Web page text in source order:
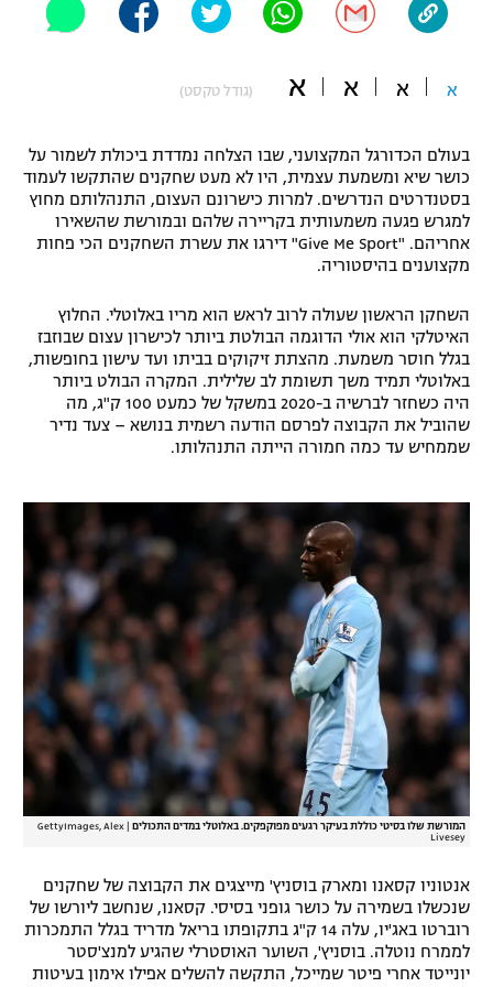
"מחצית בשכונה" – פודקאסט
תקנון משתתפים וזוכים בפרסים
תקנון עבור פעילות אלקטרה
תקנון עבור פעילות ספורט 1 – "מרלן"
טניס
גיימינג E-Sports
תנאי שימוש
מדיניות פרטיות
רשיון להקרנה פומבית לבית עסק
הצטרפות לחבילת הערוצים
לוח דרושים – ג'ובנט
תגיות
המגזין
ספורט מוטורי
כדורמים
פוטבול אמריקאי NFL
בייסבול MLB
ספורט אתגרי ואקסטרים
אומנויות לחימה
גיימינג E-Sports
א א א א (גודל טקסט)
בעולם הכדורגל המקצועני, שבו הצלחה נמדדת ביכולת לשמור על
כושר שיא ומשמעת עצמית, היו לא מעט שחקנים שהתקשו לעמוד
בסטנדרטים הנדרשים. למרות כישרונם העצום, התנהלותם מחוץ
למגרש פגעה משמעותית בקריירה שלהם ובמורשת שהשאירו
אחריהם. "Give Me Sport" דירגו את עשרת השחקנים הכי פחות
מקצוענים בהיסטוריה.
השחקן הראשון שעולה לרוב לראש הוא מריו באלוטלי. החלוץ
האיטלקי הוא אולי הדוגמה הבולטת ביותר לכישרון עצום שבוזבז
בגלל חוסר משמעת. מהצתת זיקוקים בביתו ועד עישון בחופשות,
באלוטלי תמיד משך תשומת לב שלילית. המקרה הבולט ביותר
היה כשחזר לברשיה ב-2020 במשקל של כמעט 100 ק"ג, מה
שהוביל את הקבוצה לפרסם הודעה רשמית בנושא – צעד נדיר
שממחיש עד כמה חמורה הייתה התנהלותו.
המורשת שלו בסיטי כוללת בעיקר רגעים מפוקפקים. באלוטלי במדים התכולים
GettyImages, Alex
Livesey
אנטוניו קסאנו ומארק בוסניץ' מייצגים את הקבוצה של שחקנים
שנכשלו בשמירה על כושר גופני בסיסי. קסאנו, שנחשב ליורשו של
רוברטו באג'יו, עלה 14 ק"ג בתקופתו בריאל מדריד בגלל התמכרות
לממרח נוטלה. בוסניץ', השוער האוסטרלי שהגיע למנצ'סטר
יונייטד אחרי פיטר שמייכל, התקשה להשלים אפילו אימון בעיטות